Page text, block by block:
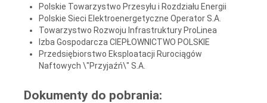
Polskie Towarzystwo Przesyłu i Rozdziału Energii
Polskie Sieci Elektroenergetyczne Operator S.A.
Towarzystwo Rozwoju Infrastruktury ProLinea
Izba Gospodarcza CIEPŁOWNICTWO POLSKIE
Przedsiębiorstwo Eksploatacji Rurociągów
Naftowych \"Przyjaźń\" S.A.
Dokumenty do pobrania: